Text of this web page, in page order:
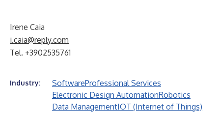
Irene Caia
i.caia@reply.com
Tel. +3902535761
Industry: SoftwareProfessional Services
Electronic Design AutomationRobotics
Data ManagementIOT (Internet of Things)